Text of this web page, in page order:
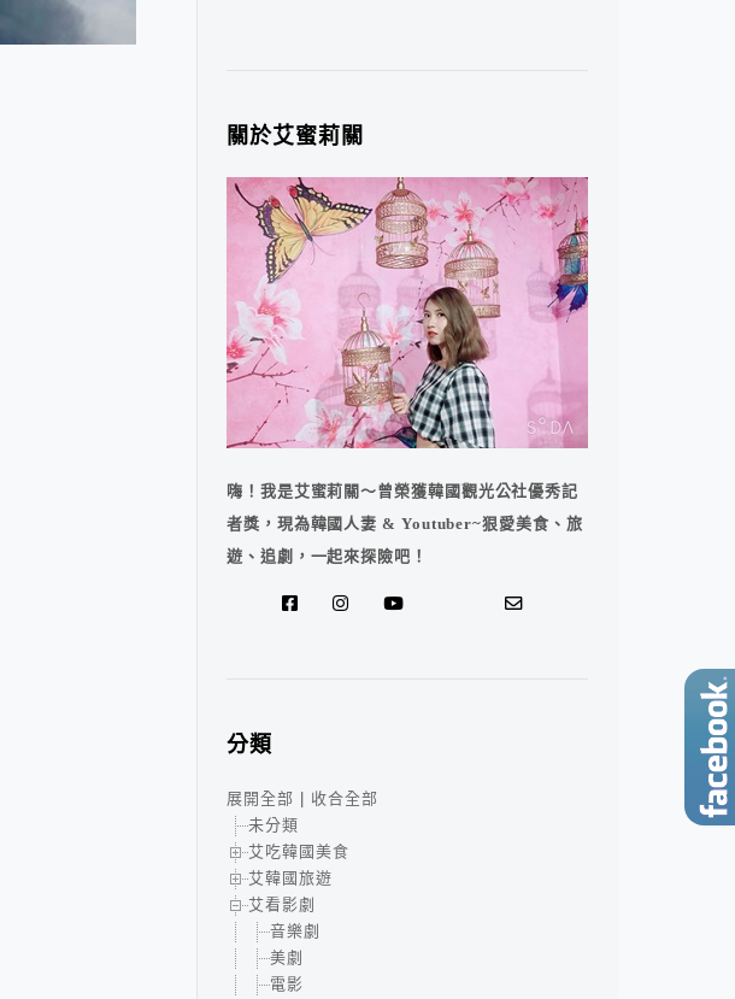
關於艾蜜莉關
嗨！我是艾蜜莉關～曾榮獲韓國觀光公社優秀記
者獎，現為韓國人妻 & Youtuber~狠愛美食、旅
遊、追劇，一起來探險吧！
分類
展開全部
收合全部
未分類
艾吃韓國美食
艾韓國旅遊
艾看影劇
音樂劇
美劇
電影